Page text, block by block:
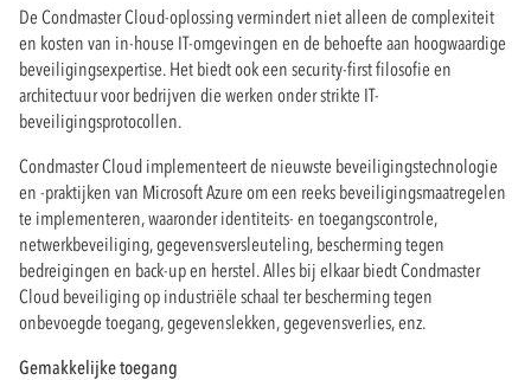
De Condmaster Cloud-oplossing vermindert niet alleen de complexiteit
en kosten van in-house IT-omgevingen en de behoefte aan hoogwaardige
beveiligingsexpertise. Het biedt ook een security-first filosofie en
architectuur voor bedrijven die werken onder strikte IT-
beveiligingsprotocollen.
Condmaster Cloud implementeert de nieuwste beveiligingstechnologie
en -praktijken van Microsoft Azure om een reeks beveiligingsmaatregelen
te implementeren, waaronder identiteits- en toegangscontrole,
netwerkbeveiliging, gegevensversleuteling, bescherming tegen
bedreigingen en back-up en herstel. Alles bij elkaar biedt Condmaster
Cloud beveiliging op industriële schaal ter bescherming tegen
onbevoegde toegang, gegevenslekken, gegevensverlies, enz.
Gemakkelijke toegang